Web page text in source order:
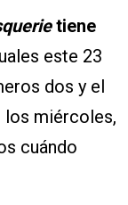
tiene
este 23
dos y el
los miércoles,
cuándo